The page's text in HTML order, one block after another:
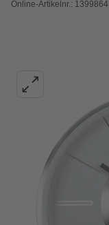
Online-Artikelnr.: 1399864